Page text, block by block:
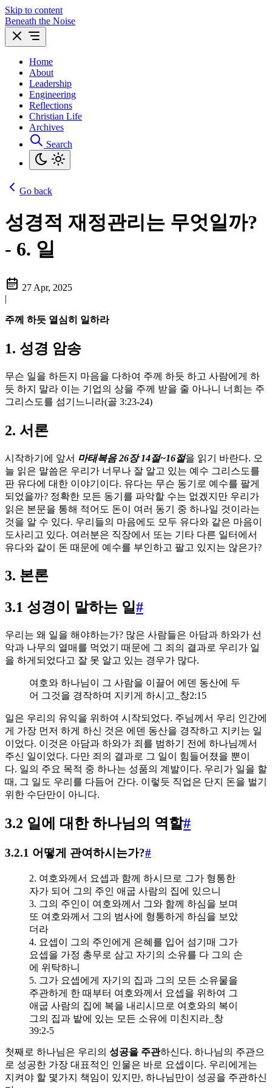
Skip to content
Beneath the Noise
Home
About
Leadership
Engineering
Reflections
Christian Life
Archives
Search
Go back
성경적 재정관리는 무엇일까?
- 6. 일
27 Apr, 2025
|
주께 하듯 열심히 일하라
1. 성경 암송
무슨 일을 하든지 마음을 다하여 주께 하듯 하고 사람에게 하
듯 하지 말라 이는 기업의 상을 주께 받을 줄 아나니 너희는 주
그리스도를 섬기느니라(골 3:23-24)
2. 서론
시작하기에 앞서 마태복음 26장 14절~16절을 읽기 바란다. 오
늘 읽은 말씀은 우리가 너무나 잘 알고 있는 예수 그리스도를
판 유다에 대한 이야기이다. 유다는 무슨 동기로 예수를 팔게
되었을까? 정확한 모든 동기를 파악할 수는 없겠지만 우리가
읽은 본문을 통해 적어도 돈이 여러 동기 중 하나일 것이라는
것을 알 수 있다. 우리들의 마음에도 모두 유다와 같은 마음이
도사리고 있다. 여러분은 직장에서 또는 기타 다른 일터에서
유다와 같이 돈 때문에 예수를 부인하고 팔고 있지는 않은가?
3. 본론
3.1 성경이 말하는 일#
우리는 왜 일을 해야하는가? 많은 사람들은 아담과 하와가 선
악과 나무의 열매를 먹었기 때문에 그 죄의 결과로 우리가 일
을 하게되었다고 잘 못 알고 있는 경우가 많다.
여호와 하나님이 그 사람을 이끌어 에덴 동산에 두
어 그것을 경작하며 지키게 하시고_창2:15
일은 우리의 유익을 위하여 시작되었다. 주님께서 우리 인간에
게 가장 먼저 하게 하신 것은 에덴 동산을 경작하고 지키는 일
이었다. 이것은 아담과 하와가 죄를 범하기 전에 하나님께서
주신 일이었다. 다만 죄의 결과로 그 일이 힘들어졌을 뿐이
다. 일의 주요 목적 중 하나는 성품의 계발이다. 우리가 일을 할
때, 그 일도 우리를 다듬어 간다. 이렇듯 직업은 단지 돈을 벌기
위한 수단만이 아니다.
3.2 일에 대한 하나님의 역할#
3.2.1 어떻게 관여하시는가?#
2. 여호와께서 요셉과 함께 하시므로 그가 형통한
자가 되어 그의 주인 애굽 사람의 집에 있으니
3. 그의 주인이 여호와께서 그와 함께 하심을 보며
또 여호와께서 그의 범사에 형통하게 하심을 보았
더라
4. 요셉이 그의 주인에게 은혜를 입어 섬기매 그가
요셉을 가정 총무로 삼고 자기의 소유를 다 그의 손
에 위탁하니
5. 그가 요셉에게 자기의 집과 그의 모든 소유물을
주관하게 한 때부터 여호와께서 요셉을 위하여 그
애굽 사람의 집에 복을 내리시므로 여호와의 복이
그의 집과 밭에 있는 모든 소유에 미친지라_창
39:2-5
첫째로 하나님은 우리의 성공을 주관하신다. 하나님의 주관으
로 성공한 가장 대표적인 인물은 바로 요셉이다. 우리에게는
지켜야 할 몇가지 책임이 있지만, 하나님만이 성공을 주관하신